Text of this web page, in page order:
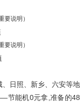
日照、新乡、六安等地
节能机0元拿,准备的48